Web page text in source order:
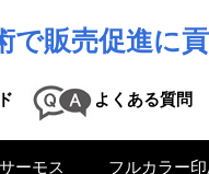
販売促進に貢
よくある質問
サーモス フルカラー